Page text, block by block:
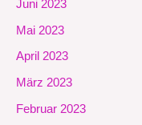
Juni 2023
Mai 2023
April 2023
März 2023
Februar 2023